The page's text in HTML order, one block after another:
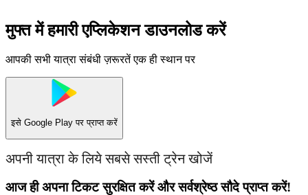
मुफ्त में हमारी एप्लिकेशन डाउनलोड करें
आपकी सभी यात्रा संबंधी ज़रूरतें एक ही स्थान पर
इसे Google Play पर प्राप्त करें
अपनी यात्रा के लिये सबसे सस्ती ट्रेन खोजें
आज ही अपना टिकट सुरक्षित करें और सर्वश्रेष्ठ सौदे प्राप्त करें!